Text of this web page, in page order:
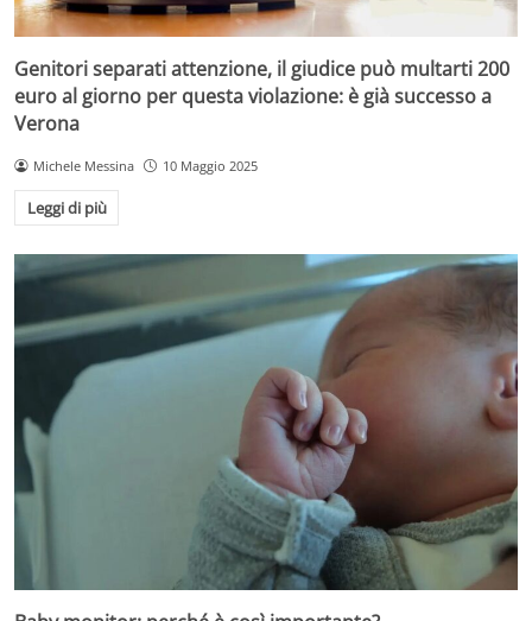
Genitori separati attenzione, il giudice può multarti 200
euro al giorno per questa violazione: è già successo a
Verona
Michele Messina 10 Maggio 2025
Leggi di più